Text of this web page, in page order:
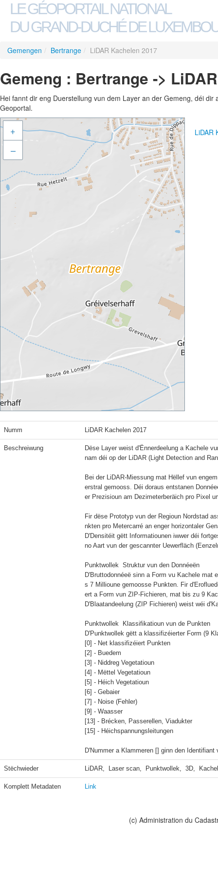
LE GÉOPORTAIL NATIONAL
DU GRAND-DUCHÉ DE
Gemengen / Bertrange / LiDAR Kachelen 2017
Gemeng : Bertrange ->
Hei fannt dir eng Duerstellung vun dem Layer an der Gemeng, déi
Geoportal.
+
–
LiDAR
Numm LiDAR Kachelen 2017
Beschreiwung
Dëse Layer weist d'Ënnerdeelung a Kachele
nam déi op der LiDAR (Light Detection and
Bei der LiDAR-Miessung mat Hëllef vun
erstral gemooss. Déi doraus entstanen
er Prezisioun am Dezimeterberäich pro Pixel
Fir dëse Prototyp vun der Regioun Nordstad
nkten pro Metercarré an enger horizontaler
D'Densitéit gëtt Informatiounen iwwer déi
no Aart vun der gescannter Uewerfläch
Punktwollek  Struktur vun den Donnéeën
D'Bruttodonnéeë sinn a Form vu Kachele mat
s 7 Millioune gemoosse Punkten. Fir
ert a Form vun ZIP-Fichieren, mat bis zu 9
D'Blaatandeelung (ZIP Fichieren) weist wéi
Punktwollek  Klassifikatioun vun de Punkten
D'Punktwollek gëtt a klassifizéierter Form (9
[0] - Net klassifizéiert Punkten
[2] - Buedem
[3] - Niddreg Vegetatioun
[4] - Mëttel Vegetatioun
[5] - Héich Vegetatioun
[6] - Gebaier
[7] - Noise (Fehler)
[9] - Waasser
[13] - Brécken, Passerellen, Viadukter
[15] - Héichspannungsleitungen
D'Nummer a Klammeren [] ginn den Identifiant
Stëchwieder LiDAR,  Laser scan,  Punktwollek,  3D,
Komplett Metadaten Link
(c) Administration du